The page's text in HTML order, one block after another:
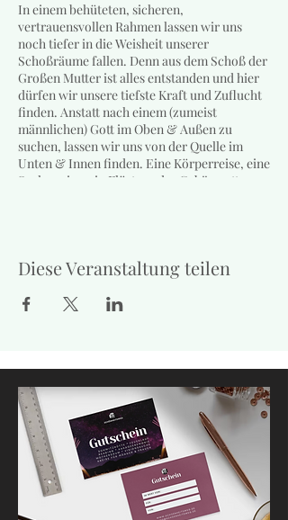
In einem behüteten, sicheren,
vertrauensvollen Rahmen lassen wir uns
noch tiefer in die Weisheit unserer
Schoßräume fallen. Denn aus dem Schoß der
Großen Mutter ist alles entstanden und hier
dürfen wir unsere tiefste Kraft und Zuflucht
finden. Anstatt nach einem (zumeist
männlichen) Gott im Oben & Außen zu
suchen, lassen wir uns von der Quelle im
Unten & Innen finden. Eine Körperreise, eine
Seelenreise, ein Flüstern der Gebärmutter...
Sue)
- Investition: 250 € (Ratenzahlung möglich)
02. Februar
02. März
20. März(aktualisierter Termin, Achtung:
das ist ein Montag!)
20. April
11. Mai
01. Juni
22. Juni
Diese Veranstaltung teilen